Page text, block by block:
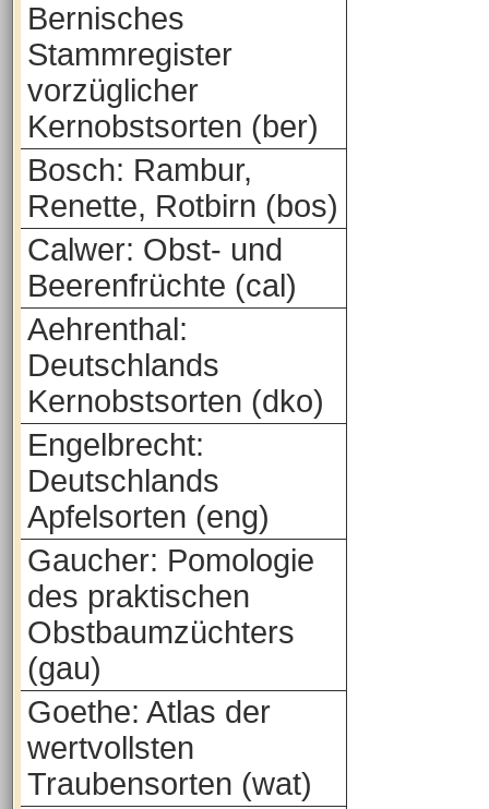
Bernisches
Stammregister
vorzüglicher
Kernobstsorten (ber)
Bosch: Rambur,
Renette, Rotbirn (bos)
Calwer: Obst- und
Beerenfrüchte (cal)
Aehrenthal:
Deutschlands
Kernobstsorten (dko)
Engelbrecht:
Deutschlands
Apfelsorten (eng)
Gaucher: Pomologie
des praktischen
Obstbaumzüchters
(gau)
Goethe: Atlas der
wertvollsten
Traubensorten (wat)